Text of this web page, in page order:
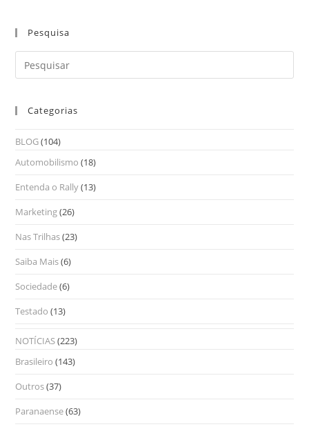
Pesquisa
Categorias
BLOG(104)
Automobilismo (18)
Entenda o Rally(13)
Marketing(26)
Nas Trilhas(23)
Saiba Mais(6)
Sociedade(6)
Testado (13)
NOTÍCIAS(223)
Brasileiro (143)
Outros(37)
Paranaense(63)